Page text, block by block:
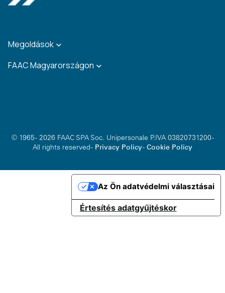
Megoldások
FAAC Magyarországon
© 1965 - 2026 FAAC SPA Soc. Unipersonale P.IVA 03820731200 -
All rights reserved - Privacy Policy- Cookie Policy
Értesítés adatgyűjtéskor
Az Ön adatvédelmi választásai